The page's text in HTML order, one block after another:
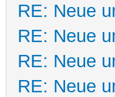
RE: Neue
RE: Neue
RE: Neue
RE: Neue